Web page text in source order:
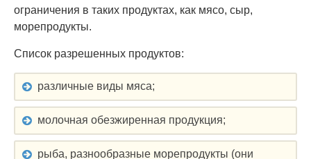
ограничения в таких продуктах, как мясо, сыр,
морепродукты.
Список разрешенных продуктов:
различные виды мяса;
молочная обезжиренная продукция;
рыба, разнообразные морепродукты (они